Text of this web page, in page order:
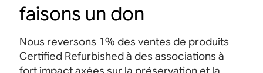
faisons un don
Nous reversons 1% des ventes de produits
Certified Refurbished à des associations à
fort impact axées sur la préservation et la